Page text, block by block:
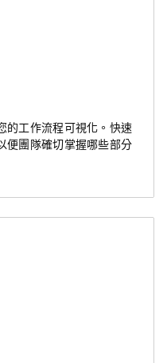
的工作流程可視化。快速
便團隊確切掌握哪些部分